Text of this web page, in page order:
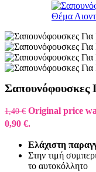
Σαπουνόφουσκες
1,40€ Original price
0,90 €.
Ελάχιστη
Στην τιμή
το αυτοκόλλητο